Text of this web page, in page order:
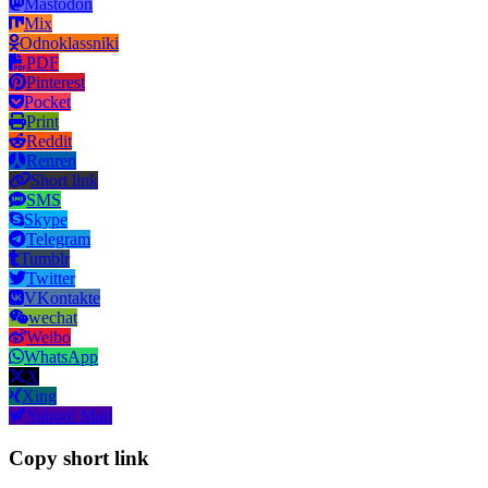
Mastodon
Mix
Odnoklassniki
PDF
Pinterest
Pocket
Print
Reddit
Renren
Short link
SMS
Skype
Telegram
Tumblr
Twitter
VKontakte
wechat
Weibo
WhatsApp
X
Xing
Yahoo! Mail
Copy short link